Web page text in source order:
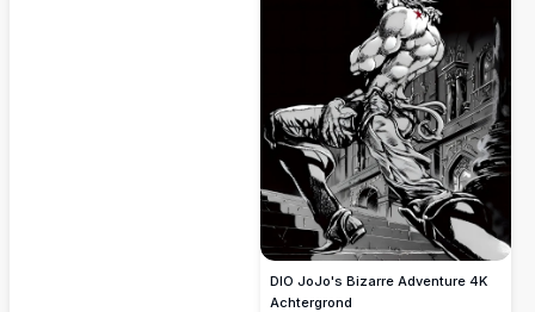
DIO JoJo's Bizarre Adventure 4K
Achtergrond